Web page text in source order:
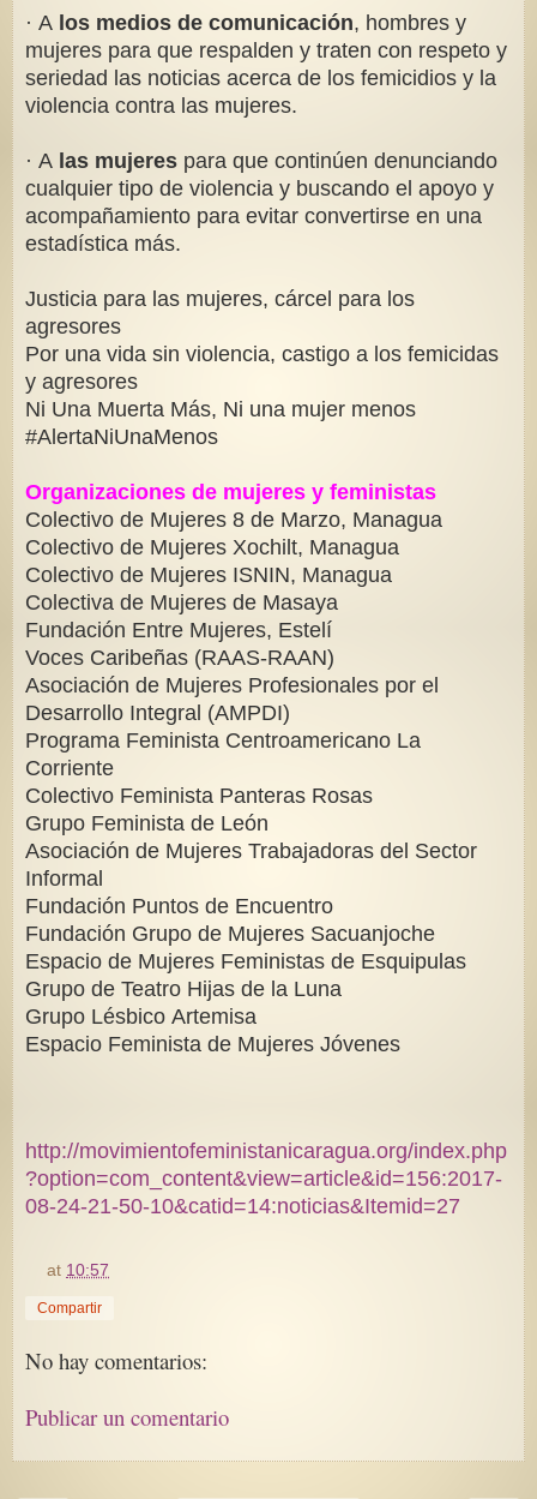
· A los medios de comunicación, hombres y
mujeres para que respalden y traten con respeto y
seriedad las noticias acerca de los femicidios y la
violencia contra las mujeres.
· A las mujeres para que continúen denunciando
cualquier tipo de violencia y buscando el apoyo y
acompañamiento para evitar convertirse en una
estadística más.
Justicia para las mujeres, cárcel para los
agresores
Por una vida sin violencia, castigo a los femicidas
y agresores
Ni Una Muerta Más, Ni una mujer menos
#AlertaNiUnaMenos
Organizaciones de mujeres y feministas
Colectivo de Mujeres 8 de Marzo, Managua
Colectivo de Mujeres Xochilt, Managua
Colectivo de Mujeres ISNIN, Managua
Colectiva de Mujeres de Masaya
Fundación Entre Mujeres, Estelí
Voces Caribeñas (RAAS-RAAN)
Asociación de Mujeres Profesionales por el
Desarrollo Integral (AMPDI)
Programa Feminista Centroamericano La
Corriente
Colectivo Feminista Panteras Rosas
Grupo Feminista de León
Asociación de Mujeres Trabajadoras del Sector
Informal
Fundación Puntos de Encuentro
Fundación Grupo de Mujeres Sacuanjoche
Espacio de Mujeres Feministas de Esquipulas
Grupo de Teatro Hijas de la Luna
Grupo Lésbico Artemisa
Espacio Feminista de Mujeres Jóvenes
http://movimientofeministanicaragua.org/index.php
?option=com_content&view=article&id=156:2017-
08-24-21-50-10&catid=14:noticias&Itemid=27
at 10:57
Compartir
No hay comentarios:
Publicar un comentario